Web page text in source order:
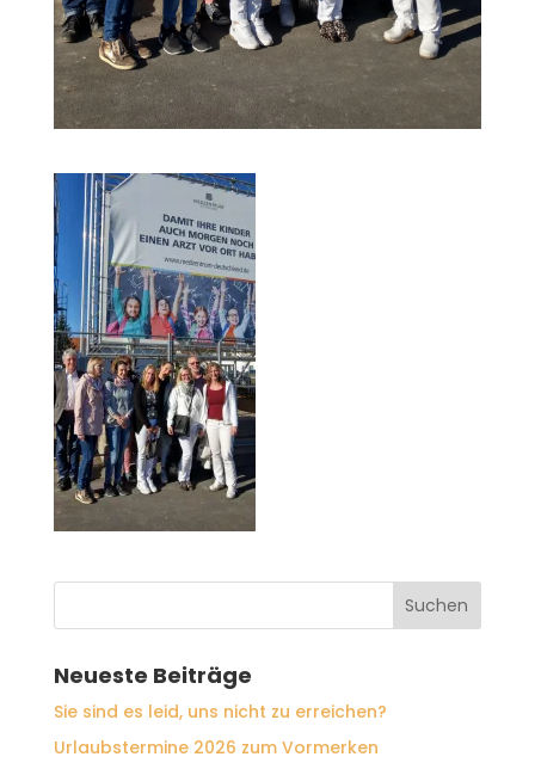
Neueste Beiträge
Sie sind es leid, uns nicht zu erreichen?
Urlaubstermine 2026 zum Vormerken